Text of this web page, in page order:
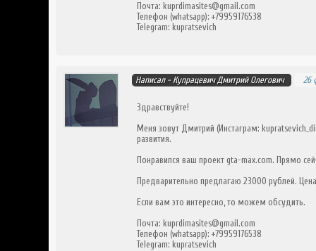
Почта: kuprdimasites@gmail.com
Телефон (whatsapp): +79959176538
Telegram: kupratsevich
Написал - Купрацевич Дмитрий Олегович 26
Здравствуйте!
Меня зовут Дмитрий (Инстаграм:
развития.
Понравился ваш проект gta-max.com. Прямо
Предварительно предлагаю 23000 рублей.
Если вам это интересно, то можем обсудить.
Почта: kuprdimasites@gmail.com
Телефон (whatsapp): +79959176538
Telegram: kupratsevich